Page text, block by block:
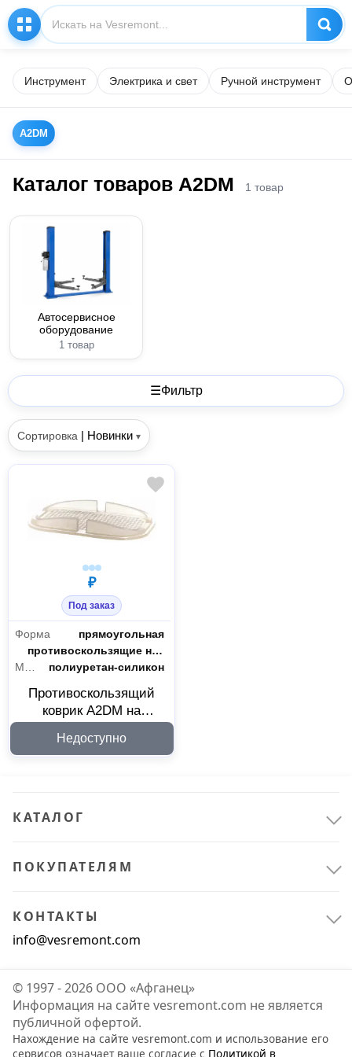
Инструмент Электрика и свет Ручной инструмент
A2DM
Каталог товаров A2DM 1 товар
Автосервисное
оборудование
1 товар
☰Фильтр
Сортировка | Новинки ▾
₽
Под заказ
Форма
прямоугольная
Тип
противоскользящие на приборную панель
полиуретан-силикон
Противоскользящий
коврик A2DM на
170002
Недоступно
КАТАЛОГ
ПОКУПАТЕЛЯМ
КОНТАКТЫ
info@vesremont.com
© 1997 - 2026 ООО «Афганец»
Информация на сайте vesremont.com не является
публичной офертой.
Нахождение на сайте vesremont.com и использование его
сервисов означает ваше согласие с Политикой в